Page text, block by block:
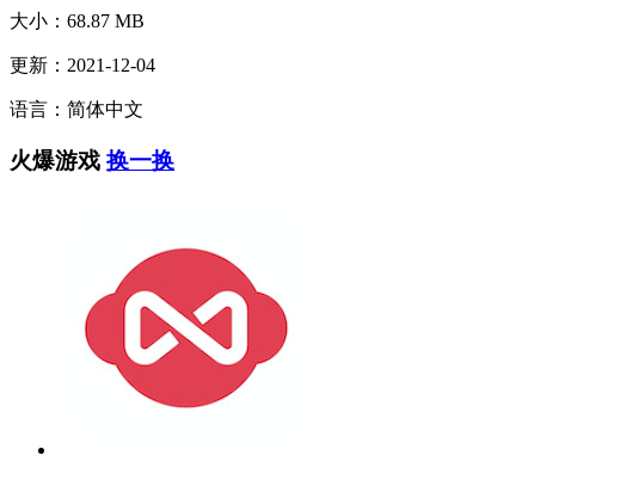
大小：68.87 MB
更新：2021-12-04
语言：简体中文
火爆游戏 换一换